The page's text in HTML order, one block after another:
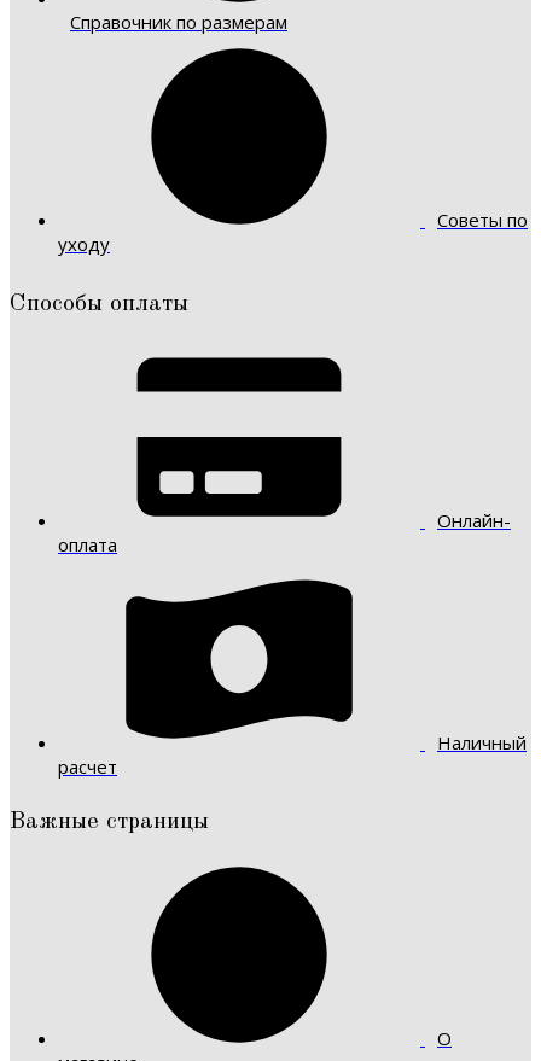
Справочник по размерам
Советы по
уходу
Способы оплаты
Онлайн-
оплата
Наличный
расчет
Важные страницы
О